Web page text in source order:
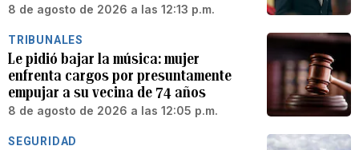
8 de agosto de 2026 a las 12:13 p.m.
TRIBUNALES
Le pidió bajar la música: mujer
enfrenta cargos por presuntamente
empujar a su vecina de 74 años
8 de agosto de 2026 a las 12:05 p.m.
SEGURIDAD